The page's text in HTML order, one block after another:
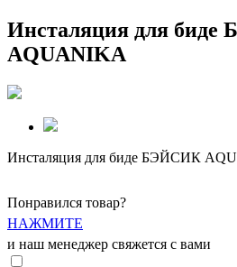
Инсталяция для
AQUANIKA
Инсталяция для биде БЭЙСИК
Понравился товар?
НАЖМИТЕ
и наш менеджер свяжется с вами